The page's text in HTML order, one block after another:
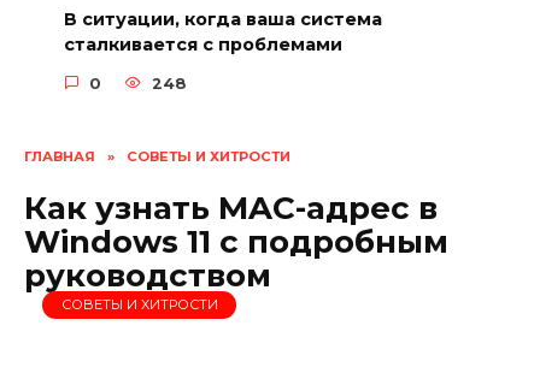
ГЛАВНАЯ » СОВЕТЫ И ХИТРОСТИ
Как узнать MAC-адрес в
Windows 11 с подробным
руководством
СОВЕТЫ И ХИТРОСТИ
В ситуации, когда ваша система
сталкивается с проблемами
0 248